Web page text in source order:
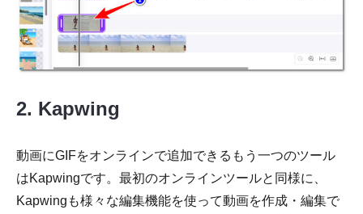
2. Kapwing
動画にGIFをオンラインで追加できるもう一つのツール
はKapwingです。最初のオンラインツールと同様に、
Kapwingも様々な編集機能を使って動画を作成・編集で